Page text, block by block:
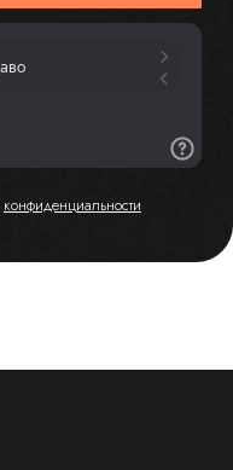
конфиденциальности